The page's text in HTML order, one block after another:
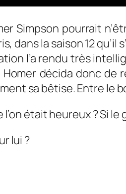
Simpson pourrait
dans la saison 12
l’a rendu très
décida donc de
sa bêtise. Entre le
l’on était heureux ? Si
lui ?